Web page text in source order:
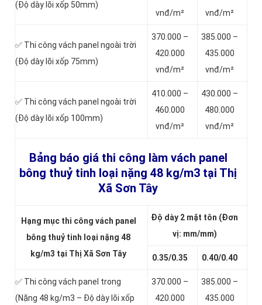
(Độ dày lõi xốp 50mm)
vnđ/m²
vnđ/m²
✅ Thi công vách panel ngoài trời
(Độ dày lõi xốp 75mm)
370.000 –
420.000
vnđ/m²
385.000 –
435.000
vnđ/m²
✅ Thi công vách panel ngoài trời
(Độ dày lõi xốp 100mm)
410.000 –
460.000
vnđ/m²
430.000 –
480.000
vnđ/m²
Bảng báo giá thi công làm vách panel
bông thuỷ tinh loại nặng 48 kg/m3 tại Thị
Xã Sơn Tây
Hạng mục thi công vách panel
bông thuỷ tinh loại nặng 48
kg/m3 tại Thị Xã Sơn Tây
Độ dày 2 mặt tôn (Đơn
vị: mm/mm)
0.35/0.35 0.40/0.40
✅ Thi công vách panel trong
(Nặng 48 kg/m3 – Độ dày lõi xốp
370.000 –
420.000
385.000 –
435.000